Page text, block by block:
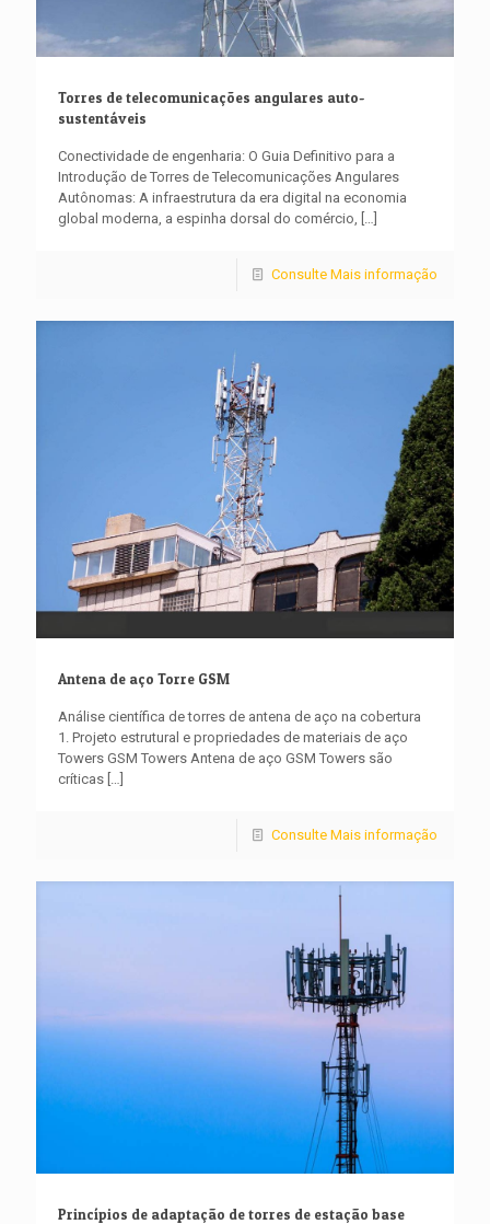
Torres de telecomunicações angulares auto-
sustentáveis
Conectividade de engenharia: O Guia Definitivo para a
Introdução de Torres de Telecomunicações Angulares
Autônomas: A infraestrutura da era digital na economia
global moderna, a espinha dorsal do comércio, […]
Consulte Mais informação
Antena de aço Torre GSM
Análise científica de torres de antena de aço na cobertura
1. Projeto estrutural e propriedades de materiais de aço
Towers GSM Towers Antena de aço GSM Towers são
críticas […]
Consulte Mais informação
Princípios de adaptação de torres de estação base